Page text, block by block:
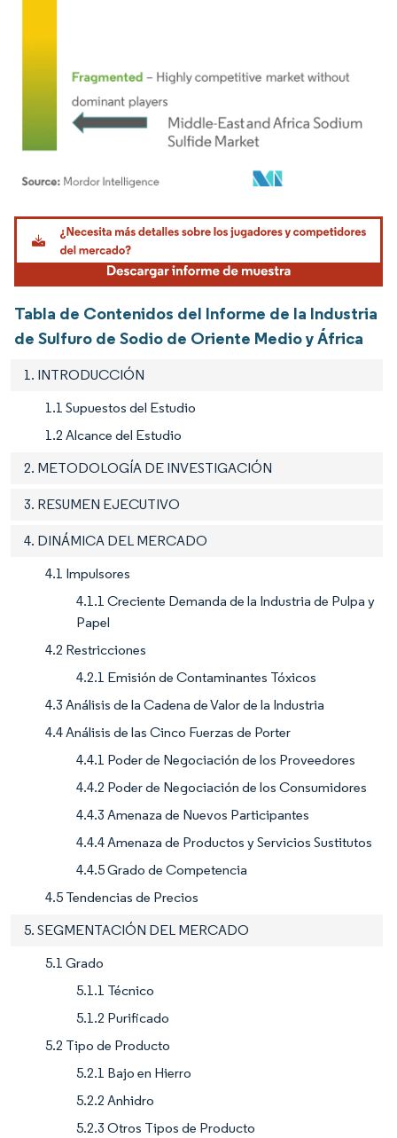
Imagen © Mordor Intelligence. El uso requiere atribución según CC BY 4.0.
Tabla de Contenidos del Informe de la Industria
de Sulfuro de Sodio de Oriente Medio y África
1. INTRODUCCIÓN
1.1 Supuestos del Estudio
1.2 Alcance del Estudio
2. METODOLOGÍA DE INVESTIGACIÓN
3. RESUMEN EJECUTIVO
4. DINÁMICA DEL MERCADO
4.1 Impulsores
4.1.1 Creciente Demanda de la Industria de Pulpa y
Papel
4.2 Restricciones
4.2.1 Emisión de Contaminantes Tóxicos
4.3 Análisis de la Cadena de Valor de la Industria
4.4 Análisis de las Cinco Fuerzas de Porter
4.4.1 Poder de Negociación de los Proveedores
4.4.2 Poder de Negociación de los Consumidores
4.4.3 Amenaza de Nuevos Participantes
4.4.4 Amenaza de Productos y Servicios Sustitutos
4.4.5 Grado de Competencia
4.5 Tendencias de Precios
5. SEGMENTACIÓN DEL MERCADO
5.1 Grado
5.1.1 Técnico
5.1.2 Purificado
5.2 Tipo de Producto
5.2.1 Bajo en Hierro
5.2.2 Anhidro
5.2.3 Otros Tipos de Producto